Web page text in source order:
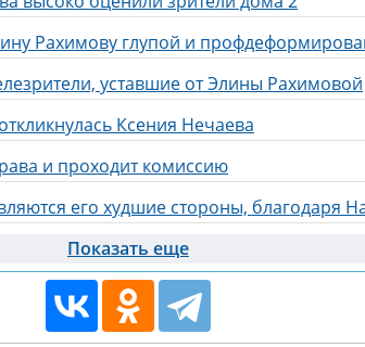
Рахимову глупой и
уставшие от Элины Рахимовой
Ксения Нечаева
и проходит комиссию
Показать еще